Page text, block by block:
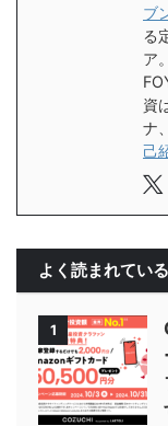
ブ
る
ア
資
ナ
己
よく読まれてい
1